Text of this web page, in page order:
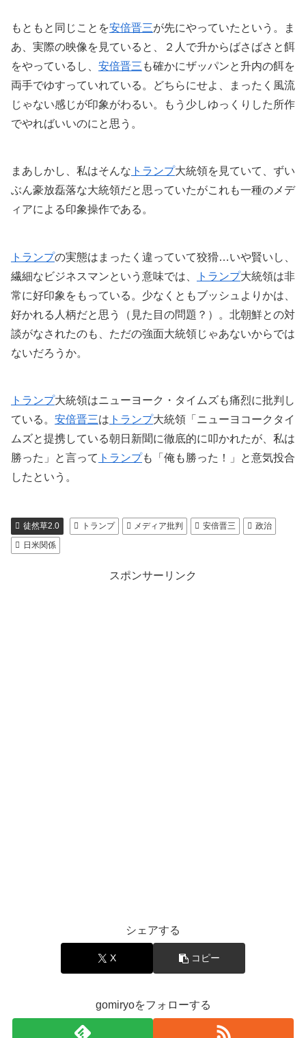
もともと同じことを安倍晋三が先にやっていたという。ま
あ、実際の映像を見ていると、２人で升からばさばさと餌
をやっているし、 安倍晋三 も確かにザッパンと升内の餌を
両手でゆすっていれている。どちらにせよ、まったく風流
じゃない感じが印象がわるい。もう少しゆっくりした所作
でやればいいのにと思う。
まあしかし、私はそんな トランプ大統領を見ていて、ずい
ぶん豪放磊落な大統領だと思っていたがこれも一種のメデ
ィアによる印象操作である。
トランプの実態はまったく違っていて狡猾…いや賢いし、
繊細なビジネスマンという意味では、
トランプ大統領は非
常に好印象をもっている。少なくともブッシュよりかは、
好かれる人柄だと思う（見た目の問題？）。北朝鮮との対
談がなされたのも、ただの強面大統領じゃあないからでは
ないだろうか。
トランプ大統領はニューヨーク・タイムズも痛烈に批判し
ている。 安倍晋三は トランプ大統領「ニューヨコークタイ
ムズと提携している朝日新聞に徹底的に叩かれたが、私は
勝った」と言って トランプも「俺も勝った！」と意気投合
したという。
徒然草2.0 トランプ メディア批判 安倍晋三
政治
日米関係
スポンサーリンク
シェアする
X コピー
gomiryoをフォローする